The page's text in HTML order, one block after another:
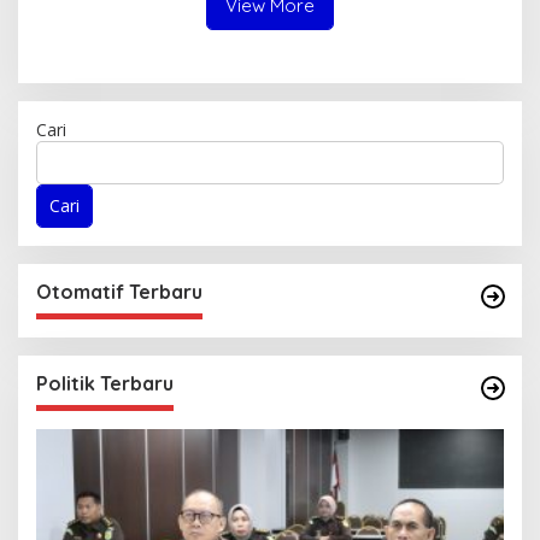
View More
Cari
Cari
Otomatif Terbaru
Politik Terbaru